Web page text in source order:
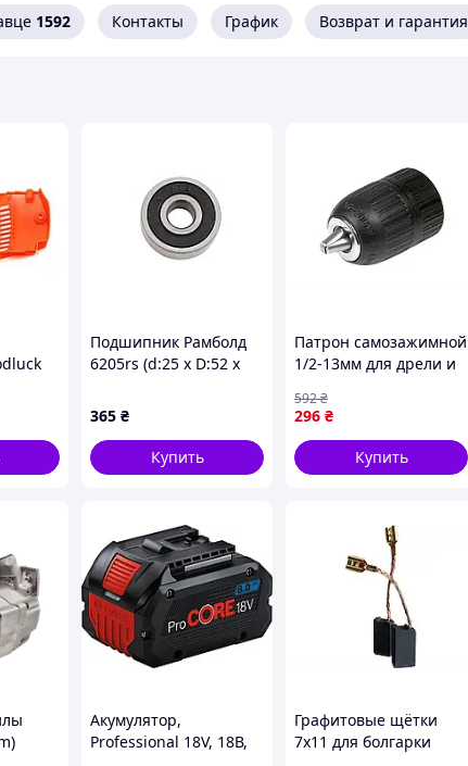
1592 Контакты График Возврат и гарантия
Подшипник Рамболд
6205rs (d:25 x D:52 x
365 ₴
Купить
Патрон самозажимной
1/2-13мм для дрели и
надежное крепление
для быстрого смены
оснастки
296 ₴
592₴
Купить
Акумулятор,
Professional 18V, 18В,
Графитовые щётки
7x11 для болгарки